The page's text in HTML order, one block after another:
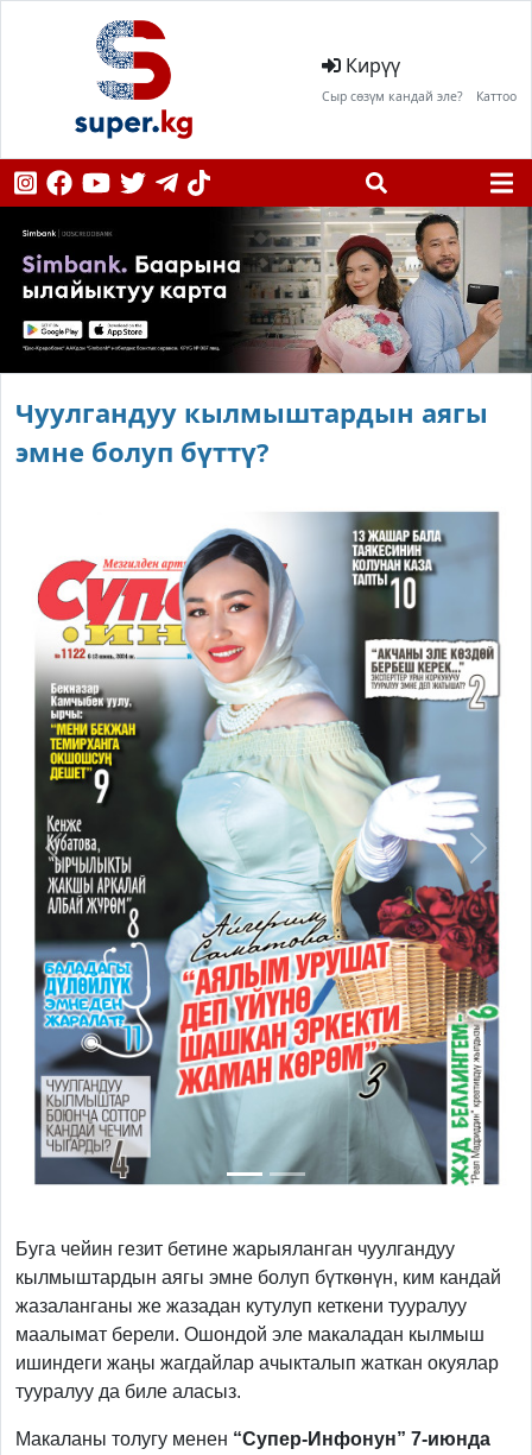
Кирүү
Сыр сөзүм кандай эле? Каттоо
Чуулгандуу кылмыштардын аягы
эмне болуп бүттү?
Previous Next
Буга чейин гезит бетине жарыяланган чуулгандуу
кылмыштардын аягы эмне болуп бүткөнүн, ким кандай
жазаланганы же жазадан кутулуп кеткени тууралуу
маалымат берели. Ошондой эле макаладан кылмыш
ишиндеги жаңы жагдайлар ачыкталып жаткан окуялар
тууралуу да биле аласыз.
Макаланы толугу менен “Супер-Инфонун” 7-июнда